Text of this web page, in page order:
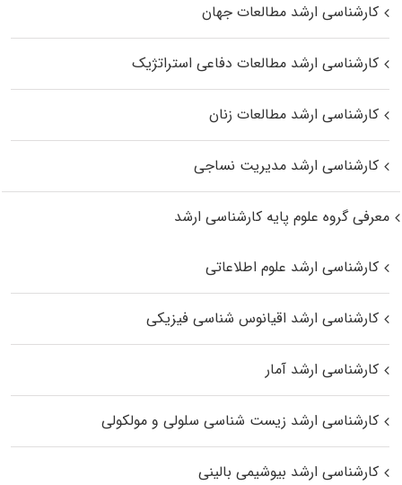
کارشناسی ارشد مطالعات جهان
کارشناسی ارشد مطالعات دفاعی استراتژیک
کارشناسی ارشد مطالعات زنان
کارشناسی ارشد مدیریت نساجی
معرفی گروه علوم پایه کارشناسی ارشد
کارشناسی ارشد علوم اطلاعاتی
کارشناسی ارشد اقیانوس‌ شناسی فیزیکی
کارشناسی ارشد آمار
کارشناسی ارشد زیست شناسی سلولی و مولکولی
کارشناسی ارشد بیوشیمی بالینی